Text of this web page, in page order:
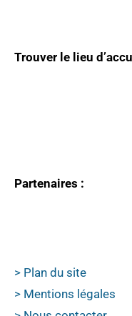
Trouver le lieu
Partenaires :
> Plan du site
> Mentions légales